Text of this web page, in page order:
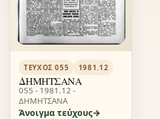
ΤΕΎΧΟΣ 055 1981.12
ΔΗΜΗΤΣΑΝΑ
055 - 1981.12 -
ΔΗΜΗΤΣΑΝΑ
Άνοιγμα τεύχους